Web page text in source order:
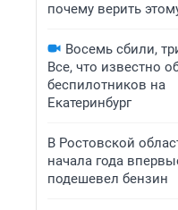
почему верить
Восемь сбили,
Все, что известно
беспилотников на
Екатеринбург
В Ростовской
начала года
подешевел бензин